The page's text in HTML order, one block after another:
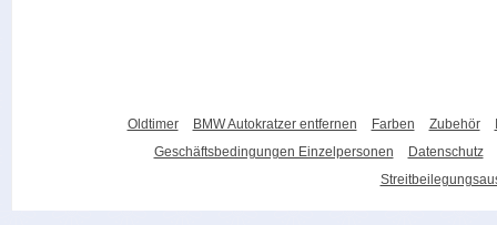
Oldtimer BMW Autokratzer entfernen Farben Zubehör
Geschäftsbedingungen Einzelpersonen
Datenschutz